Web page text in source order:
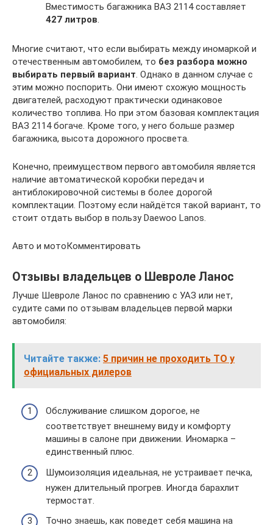
Вместимость багажника ВАЗ 2114 составляет
427 литров.
Многие считают, что если выбирать между иномаркой и
отечественным автомобилем, то без разбора можно
выбирать первый вариант. Однако в данном случае с
этим можно поспорить. Они имеют схожую мощность
двигателей, расходуют практически одинаковое
количество топлива. Но при этом базовая комплектация
ВАЗ 2114 богаче. Кроме того, у него больше размер
багажника, высота дорожного просвета.
Конечно, преимуществом первого автомобиля является
наличие автоматической коробки передач и
антиблокировочной системы в более дорогой
комплектации. Поэтому если найдётся такой вариант, то
стоит отдать выбор в пользу Daewoo Lanos.
Авто и мотоКомментировать
Отзывы владельцев о Шевроле Ланос
Лучше Шевроле Ланос по сравнению с УАЗ или нет,
судите сами по отзывам владельцев первой марки
автомобиля:
Читайте также: 5 причин не проходить ТО у
официальных дилеров
Обслуживание слишком дорогое, не
соответствует внешнему виду и комфорту
машины в салоне при движении. Иномарка –
единственный плюс.
Шумоизоляция идеальная, не устраивает печка,
нужен длительный прогрев. Иногда барахлит
термостат.
Точно знаешь, как поведет себя машина на